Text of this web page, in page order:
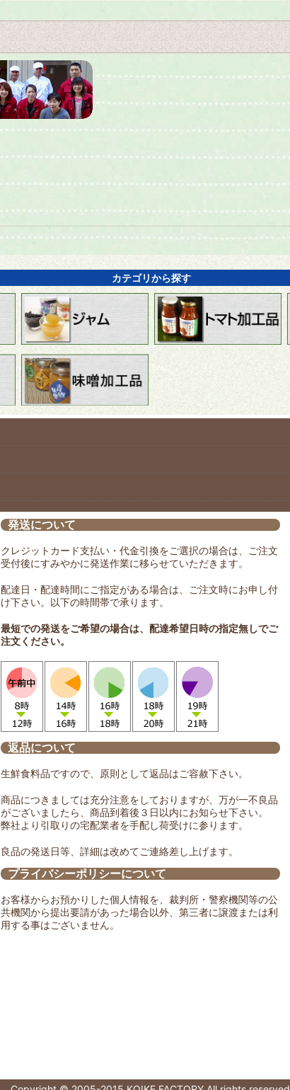
カテゴリから探す
発送について
クレジットカード支払い・代金引換をご選択の場合は、ご注文
受付後にすみやかに発送作業に移らせていただきます。
配達日・配達時間にご指定がある場合は、ご注文時にお申し付
け下さい。以下の時間帯で承ります。
最短での発送をご希望の場合は、配達希望日時の指定無しでご
注文ください。
返品について
生鮮食料品ですので、原則として返品はご容赦下さい。
商品につきましては充分注意をしておりますが、万が一不良品
がございましたら、商品到着後３日以内にお知らせ下さい。
弊社より引取りの宅配業者を手配し荷受けに参ります。
良品の発送日等、詳細は改めてご連絡差し上げます。
プライバシーポリシーについて
お客様からお預かりした個人情報を、裁判所・警察機関等の公
共機関から提出要請があった場合以外、第三者に譲渡または利
用する事はございません。